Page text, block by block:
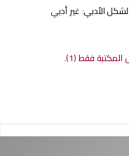
الأدبي: غير أدبي
المكتبة فقط(1).